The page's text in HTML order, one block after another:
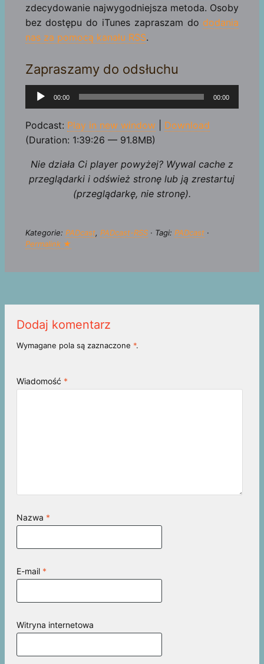
zdecydowanie najwygodniejsza metoda. Osoby
bez dostępu do iTunes zapraszam do dodania
nas za pomocą kanału RSS.
Zapraszamy do odsłuchu
Odtwarzacz
plików
dźwiękowych
00:00 00:00
Podcast: Play in new window| Download
(Duration: 1:39:26 — 91.8MB)
Nie działa Ci player powyżej? Wywal cache z
przeglądarki i odśwież stronę lub ją zrestartuj
(przeglądarkę, nie stronę).
Kategorie: PADcast, PADcast-RSS· Tagi: PADcast·
Permalink ★
Dodaj komentarz
Wymagane pola są zaznaczone *.
Wiadomość *
Nazwa *
E-mail *
Witryna internetowa